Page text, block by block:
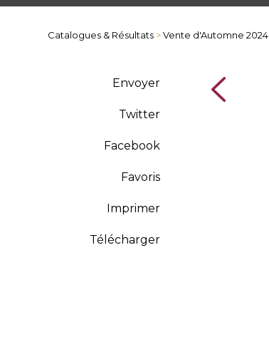
Catalogues & Résultats >Vente d'Automne 2024
Envoyer
Twitter
Facebook
Favoris
Imprimer
Télécharger